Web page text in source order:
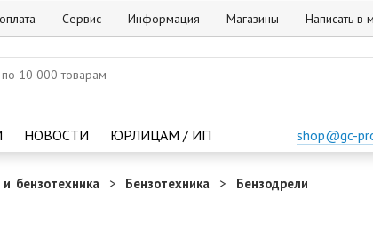
Сервис Информация Магазины Написать в
НОВОСТИ ЮРЛИЦАМ / ИП shop@gc-
и бензотехника Бензотехника Бензодрели